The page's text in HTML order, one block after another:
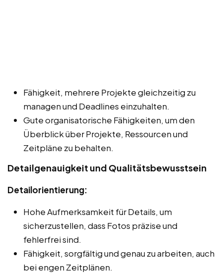
Fähigkeit, mehrere Projekte gleichzeitig zu
managen und Deadlines einzuhalten.
Gute organisatorische Fähigkeiten, um den
Überblick über Projekte, Ressourcen und
Zeitpläne zu behalten.
Detailgenauigkeit und Qualitätsbewusstsein
Detailorientierung:
Hohe Aufmerksamkeit für Details, um
sicherzustellen, dass Fotos präzise und
fehlerfrei sind.
Fähigkeit, sorgfältig und genau zu arbeiten, auch
bei engen Zeitplänen.